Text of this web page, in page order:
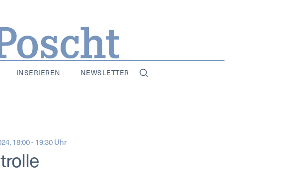
INSERIEREN NEWSLETTER
18:00 - 19:30 Uhr